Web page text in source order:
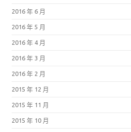
2016 年 6 月
2016 年 5 月
2016 年 4 月
2016 年 3 月
2016 年 2 月
2015 年 12 月
2015 年 11 月
2015 年 10 月